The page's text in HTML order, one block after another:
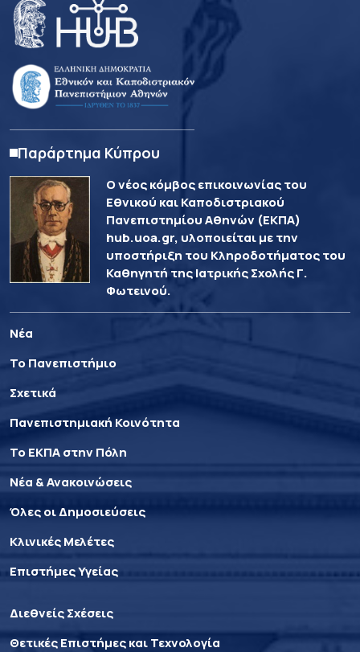
Παράρτημα Κύπρου
Ο νέος κόμβος επικοινωνίας του
Εθνικού και Καποδιστριακού
Πανεπιστημίου Αθηνών (ΕΚΠΑ)
hub.uoa.gr, υλοποιείται με την
υποστήριξη του Κληροδοτήματος του
Καθηγητή της Ιατρικής Σχολής Γ.
Φωτεινού.
Νέα
Το Πανεπιστήμιο
Σχετικά
Πανεπιστημιακή Κοινότητα
Το ΕΚΠΑ στην Πόλη
Νέα & Ανακοινώσεις
Όλες οι Δημοσιεύσεις
Κλινικές Μελέτες
Επιστήμες Υγείας
Διεθνείς Σχέσεις
Θετικές Επιστήμες και Τεχνολογία